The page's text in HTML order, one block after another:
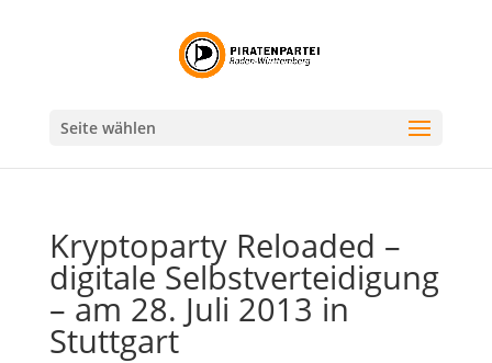
Seite wählen
Kryptoparty Reloaded –
digitale Selbstverteidigung
– am 28. Juli 2013 in
Stuttgart